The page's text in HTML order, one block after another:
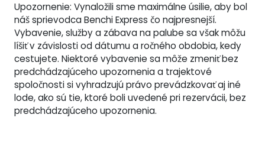
Upozornenie: Vynaložili sme maximálne úsilie, aby bol
náš sprievodca Benchi Express čo najpresnejší.
Vybavenie, služby a zábava na palube sa však môžu
líšiť v závislosti od dátumu a ročného obdobia, kedy
cestujete. Niektoré vybavenie sa môže zmeniť bez
predchádzajúceho upozornenia a trajektové
spoločnosti si vyhradzujú právo prevádzkovať aj iné
lode, ako sú tie, ktoré boli uvedené pri rezervácii, bez
predchádzajúceho upozornenia.